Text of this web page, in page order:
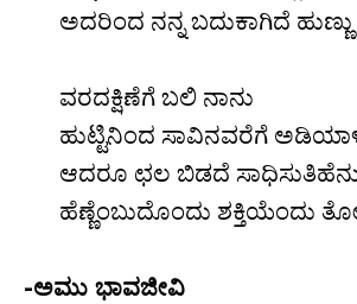
ಅದರಿಂದ ನನ್ನ ಬದುಕಾಗಿದೆ ಹುಣ್ಣು
ವರದಕ್ಷಿಣೆಗೆ ಬಲಿ ನಾನು
ಹುಟ್ಟಿನಿಂದ ಸಾವಿನವರೆಗೆ
ಆದರೂ ಛಲ ಬಿಡದೆ
ಹೆಣ್ಣೆಂಬುದೊಂದು ಶಕ್ತಿಯೆಂದು
-ಅಮು ಭಾವಜೀವಿ